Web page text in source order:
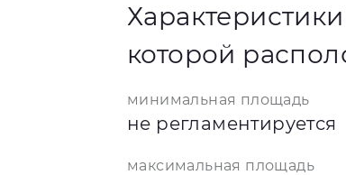
которой
минимальная площадь
не регламентируется
максимальная площадь